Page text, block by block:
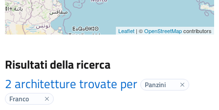
Leaflet | ©OpenStreetMapcontributors
Risultati della ricerca
2 architetture trovate per Panzini Elimina
Franco Elimina label